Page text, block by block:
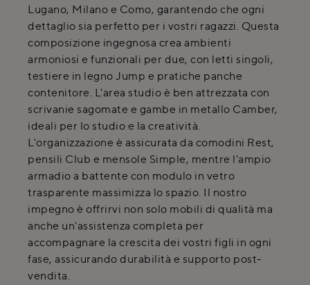
Lugano, Milano e Como, garantendo che ogni
dettaglio sia perfetto per i vostri ragazzi. Questa
composizione ingegnosa crea ambienti
armoniosi e funzionali per due, con letti singoli,
testiere in legno Jump e pratiche panche
contenitore. L'area studio è ben attrezzata con
scrivanie sagomate e gambe in metallo Camber,
ideali per lo studio e la creatività.
L'organizzazione è assicurata da comodini Rest,
pensili Club e mensole Simple, mentre l'ampio
armadio a battente con modulo in vetro
trasparente massimizza lo spazio. Il nostro
impegno è offrirvi non solo mobili di qualità ma
anche un'assistenza completa per
accompagnare la crescita dei vostri figli in ogni
fase, assicurando durabilità e supporto post-
vendita.